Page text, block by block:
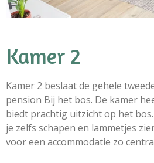
Kamer 2
Kamer 2 beslaat de gehele
pension Bij het bos. De kamer
biedt prachtig uitzicht op het
je zelfs schapen en lammetjes
voor een accommodatie zo